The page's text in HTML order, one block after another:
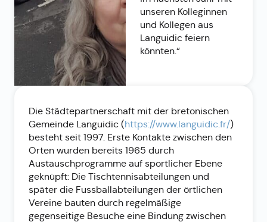
unseren Kolleginnen
und Kollegen aus
Languidic feiern
könnten.“
Die Städtepartnerschaft mit der bretonischen
Gemeinde Languidic (https://www.languidic.fr/)
besteht seit 1997. Erste Kontakte zwischen den
Orten wurden bereits 1965 durch
Austauschprogramme auf sportlicher Ebene
geknüpft: Die Tischtennisabteilungen und
später die Fussballabteilungen der örtlichen
Vereine bauten durch regelmäßige
gegenseitige Besuche eine Bindung zwischen